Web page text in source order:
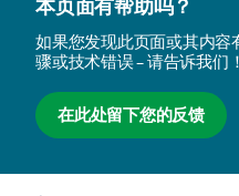
本页面有帮助吗？
如果您发现此页面或其内容
骤或技术错误 – 请告诉我们！
在此处留下您的反馈